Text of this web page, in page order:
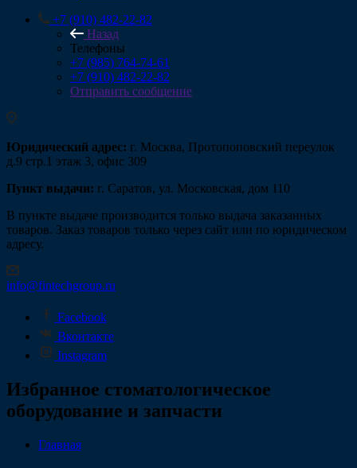
+7 (910) 482-22-82
Назад
Телефоны
+7 (985) 764-74-61
+7 (910) 482-22-82
Отправить сообщение
Юридический адрес: г. Москва, Протопоповский переулок
д.9 стр.1 этаж 3, офис 309
Пункт выдачи: г. Саратов, ул. Московская, дом 110
В пункте выдаче производится только выдача заказанных
товаров. Заказ товаров только через сайт или по юридическом
адресу.
info@fintechgroup.ru
Facebook
Вконтакте
Instagram
Избранное стоматологическое
оборудование и запчасти
Главная